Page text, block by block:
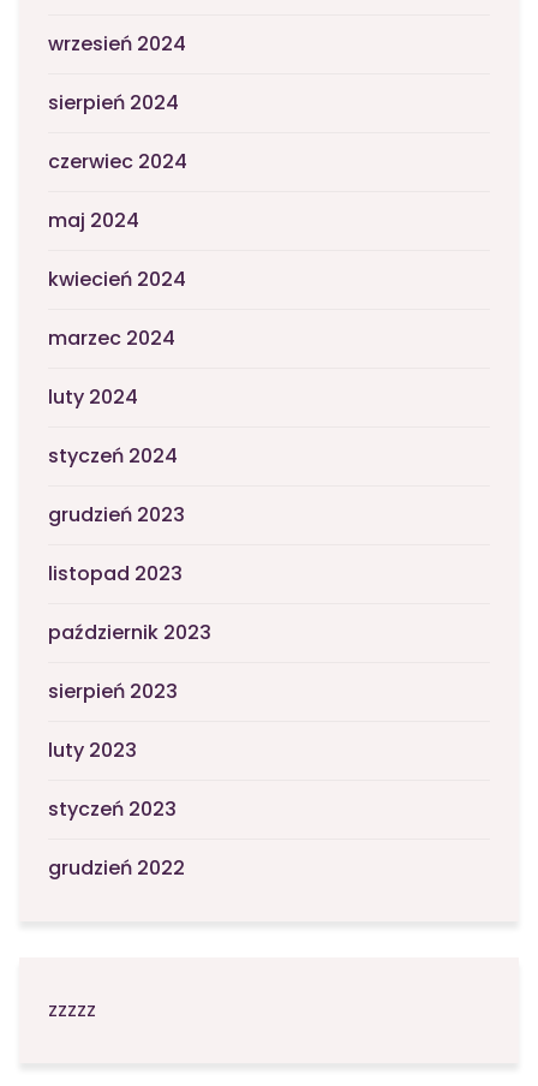
wrzesień 2024
sierpień 2024
czerwiec 2024
maj 2024
kwiecień 2024
marzec 2024
luty 2024
styczeń 2024
grudzień 2023
listopad 2023
październik 2023
sierpień 2023
luty 2023
styczeń 2023
grudzień 2022
zzzzz